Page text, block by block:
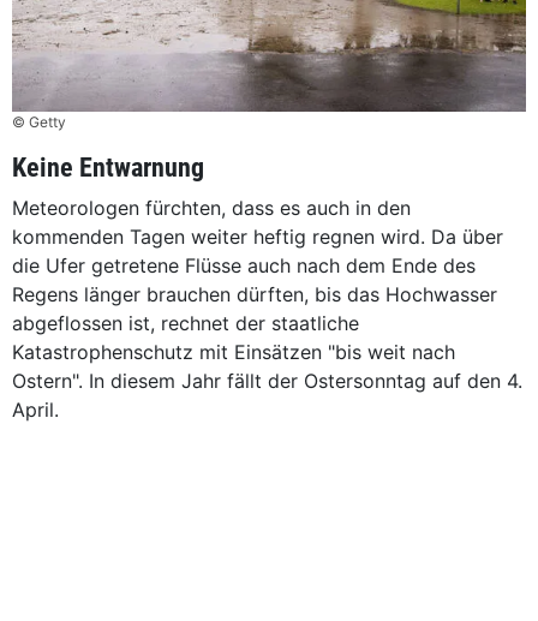
© Getty
Keine Entwarnung
Meteorologen fürchten, dass es auch in den
kommenden Tagen weiter heftig regnen wird. Da über
die Ufer getretene Flüsse auch nach dem Ende des
Regens länger brauchen dürften, bis das Hochwasser
abgeflossen ist, rechnet der staatliche
Katastrophenschutz mit Einsätzen "bis weit nach
Ostern". In diesem Jahr fällt der Ostersonntag auf den 4.
April.